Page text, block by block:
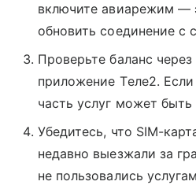
включите авиарежим —
обновить соединение с
Проверьте баланс
приложение Tеле2.
часть услуг может быть
Убедитесь, что SIM-
недавно выезжали за
не пользовались